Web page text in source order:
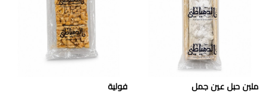
ملبن حبل عين جمل فولية